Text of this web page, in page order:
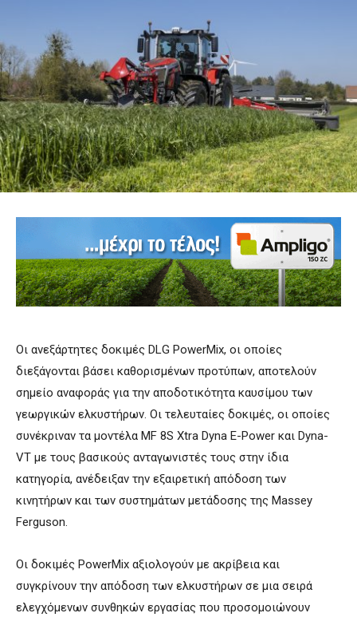
Οι ανεξάρτητες δοκιμές DLG PowerMix, οι οποίες
διεξάγονται βάσει καθορισμένων προτύπων, αποτελούν
σημείο αναφοράς για την αποδοτικότητα καυσίμου των
γεωργικών ελκυστήρων. Οι τελευταίες δοκιμές, οι οποίες
συνέκριναν τα μοντέλα MF 8S Xtra Dyna E-Power και Dyna-
VT με τους βασικούς ανταγωνιστές τους στην ίδια
κατηγορία, ανέδειξαν την εξαιρετική απόδοση των
κινητήρων και των συστημάτων μετάδοσης της Massey
Ferguson.
Οι δοκιμές PowerMix αξιολογούν με ακρίβεια και
συγκρίνουν την απόδοση των ελκυστήρων σε μια σειρά
ελεγχόμενων συνθηκών εργασίας που προσομοιώνουν